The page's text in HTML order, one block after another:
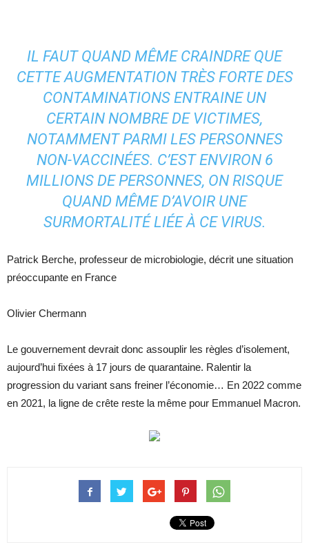
IL FAUT QUAND MÊME CRAINDRE QUE
CETTE AUGMENTATION TRÈS FORTE DES
CONTAMINATIONS ENTRAINE UN
CERTAIN NOMBRE DE VICTIMES,
NOTAMMENT PARMI LES PERSONNES
NON-VACCINÉES. C’EST ENVIRON 6
MILLIONS DE PERSONNES, ON RISQUE
QUAND MÊME D’AVOIR UNE
SURMORTALITÉ LIÉE À CE VIRUS.
Patrick Berche, professeur de microbiologie, décrit une situation
préoccupante en France
Olivier Chermann
Le gouvernement devrait donc assouplir les règles d’isolement,
aujourd’hui fixées à 17 jours de quarantaine. Ralentir la
progression du variant sans freiner l’économie… En 2022 comme
en 2021, la ligne de crête reste la même pour Emmanuel Macron.